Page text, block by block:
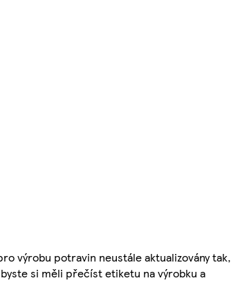
výrobu potravin neustále aktualizovány tak,
si měli přečíst etiketu na výrobku a